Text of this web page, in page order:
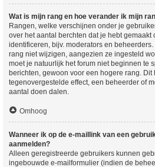
Wat is mijn rang en hoe verander ik mijn
Rangen, welke verschijnen onder je
over het aantal berchten dat je hebt gemaakt
identificeren, bijv. moderators en
rang niet wijzigen, aangezien ze ingesteld
moet je natuurlijk het forum niet beginnen te
berichten, gewoon voor een hogere rang. Dit
tegenovergestelde effect, een beheerder of
aantal doen dalen.
Omhoog
Wanneer ik op de e-maillink van een
aanmelden?
Alleen geregistreerde gebruikers kunnen
ingebouwde e-mailformulier (indien de